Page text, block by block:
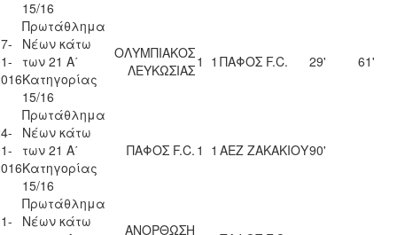
15/16
Πρωτάθλημα
Νέων κάτω
των 21 Α΄
Κατηγορίας
15/16
ΟΛΥΜΠΙΑΚΟΣ
ΛΕΥΚΩΣΙΑΣ1 1 ΠΑΦΟΣ F.C. 29' 61'
Πρωτάθλημα
Νέων κάτω
των 21 Α΄
Κατηγορίας
15/16
ΠΑΦΟΣ F.C. 1 1 ΑΕΖ ΖΑΚΑΚΙΟΥ90'
Πρωτάθλημα
Νέων κάτω
ΑΝΟΡΘΩΣΗ